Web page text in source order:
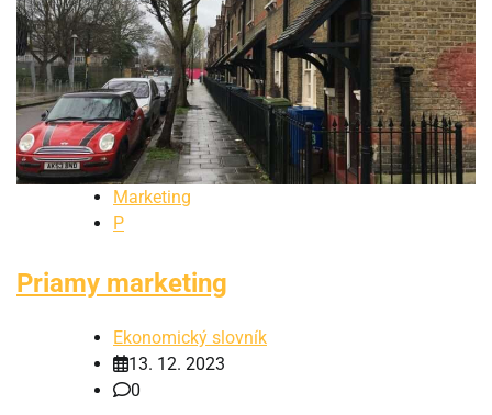
Marketing
P
Priamy marketing
Ekonomický slovník
13. 12. 2023
0